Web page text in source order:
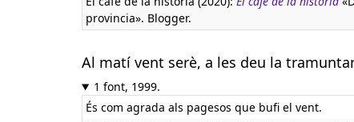
provincia». Blogger.
Al matí vent serè, a les deu la
1 font, 1999.
És com agrada als pagesos que bufi el vent.